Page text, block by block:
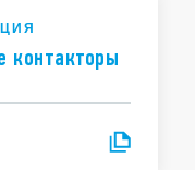
контакторы